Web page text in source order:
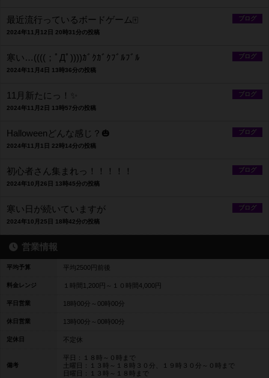
ブログ
最近流行っているボードゲーム🀄
2024年11月12日 20時31分の投稿
ブログ
寒い…((((；ﾟДﾟ))))ｶﾞｸｶﾞｸﾌﾞﾙﾌﾞﾙ
2024年11月4日 13時36分の投稿
ブログ
11月新たにっ！✨
2024年11月2日 13時57分の投稿
ブログ
Halloweenどんな感じ？🎃
2024年11月1日 22時14分の投稿
ブログ
初心者さん集まれっ！！！！！
2024年10月26日 13時45分の投稿
ブログ
寒い日が続いていますが
2024年10月25日 18時42分の投稿
営業情報
平均予算 平均2500円前後
料金レンジ １時間1,200円～１０時間4,000円
平日営業 18時00分～00時00分
休日営業 13時00分～00時00分
定休日 不定休
備考
平日：１８時～０時まで
土曜日：１３時～１８時３０分、１９時３０分～０時まで
日曜日：１３時～１８時まで